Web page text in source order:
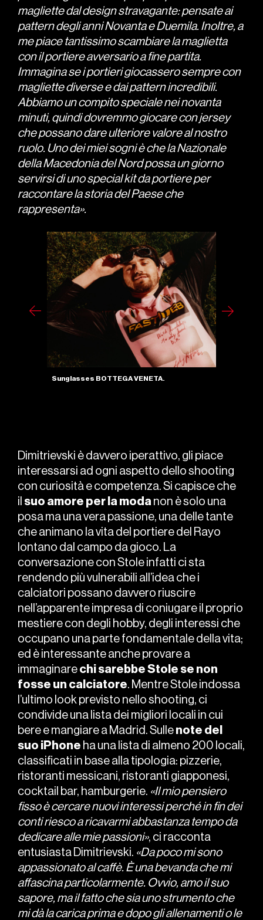
magliette dal design stravagante: pensate ai
pattern degli anni Novanta e Duemila. Inoltre, a
me piace tantissimo scambiare la maglietta
con il portiere avversario a fine partita.
Immagina se i portieri giocassero sempre con
magliette diverse e dai pattern incredibili.
Abbiamo un compito speciale nei novanta
minuti, quindi dovremmo giocare con jersey
che possano dare ulteriore valore al nostro
ruolo. Uno dei miei sogni è che la Nazionale
della Macedonia del Nord possa un giorno
servirsi di uno special kit da portiere per
raccontare la storia del Paese che
rappresenta».
Full Look BOSS, shoes and bag GIVENCHY.
Dimitrievski è davvero iperattivo, gli piace
interessarsi ad ogni aspetto dello shooting
con curiosità e competenza. Si capisce che
il suo amore per la moda non è solo una
posa ma una vera passione, una delle tante
che animano la vita del portiere del Rayo
lontano dal campo da gioco. La
conversazione con Stole infatti ci sta
rendendo più vulnerabili all’idea che i
calciatori possano davvero riuscire
nell’apparente impresa di coniugare il proprio
mestiere con degli hobby, degli interessi che
occupano una parte fondamentale della vita;
ed è interessante anche provare a
immaginare chi sarebbe Stole se non
fosse un calciatore. Mentre Stole indossa
l’ultimo look previsto nello shooting, ci
condivide una lista dei migliori locali in cui
bere e mangiare a Madrid. Sulle note del
suo iPhone ha una lista di almeno 200 locali,
classificati in base alla tipologia: pizzerie,
ristoranti messicani, ristoranti giapponesi,
cocktail bar, hamburgerie. «Il mio pensiero
fisso è cercare nuovi interessi perché in fin dei
conti riesco a ricavarmi abbastanza tempo da
dedicare alle mie passioni», ci racconta
entusiasta Dimitrievski. «Da poco mi sono
appassionato al caffè. È una bevanda che mi
affascina particolarmente. Ovvio, amo il suo
sapore, ma il fatto che sia uno strumento che
mi dà la carica prima e dopo gli allenamenti o le